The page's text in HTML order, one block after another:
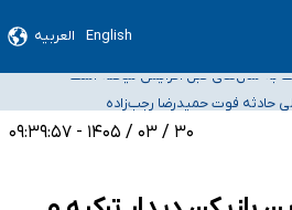
English العربیه
حادثه فوت حمیدرضا رجب‌زاده
رسمی کشور ارائه شود
این رویه را بگیرد
۳۰ / ۰۳ / ۱۴۰۵ - ۰۹:۳۹:۵۷